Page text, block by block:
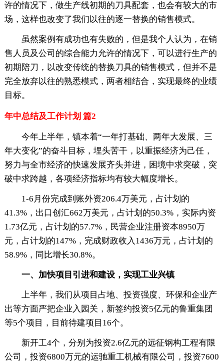
许的情况下，做生产线初期的刀具配套，也会有较大的市
场，这样也改变了我们以往的逐一替换的销售模式。
虽然案例有成功也有失败的，但是我个人认为，在销
售人员及公司的综合能力允许的情况下，可以进行生产的
初期陪刀，以改变传统的替换刀具的销售模式，但并不是
完全放弃以往的熟悉模式，两者相结合，实现最终的业绩
目标。
年中总结及工作计划 篇2
今年上半年，镇本着“一年打基础、两年大发展、三
年大变化”的奋斗目标，埋头苦干，以重振经济为己任，
努力与全市经济的快速发展齐头并进，困境中求突破，突
破中求跨越，各项经济指标均有较大幅度增长。
1-6月份完成到账外资206.4万美元，占计划的
41.3%，出口创汇662万美元，占计划的50.3%，实际内资
1.73亿元，占计划的57.7%，民营企业注册资本8950万
元，占计划的147%，完成财政收入1436万元，占计划的
58.9%，同比增长30.8%。
一、加快项目引进和建设，实现工业兴镇
上半年，我们从项目占地、投资强度、环保和企业产
出等方面严把企业入园关，新签约投资5亿元的鲁重集团
等5个项目，目前待建项目16个。
新开工4个，分别为投资2.6亿元的远征钢构工程有限
公司，投资6800万元的运驰重工机械有限公司，投资7600